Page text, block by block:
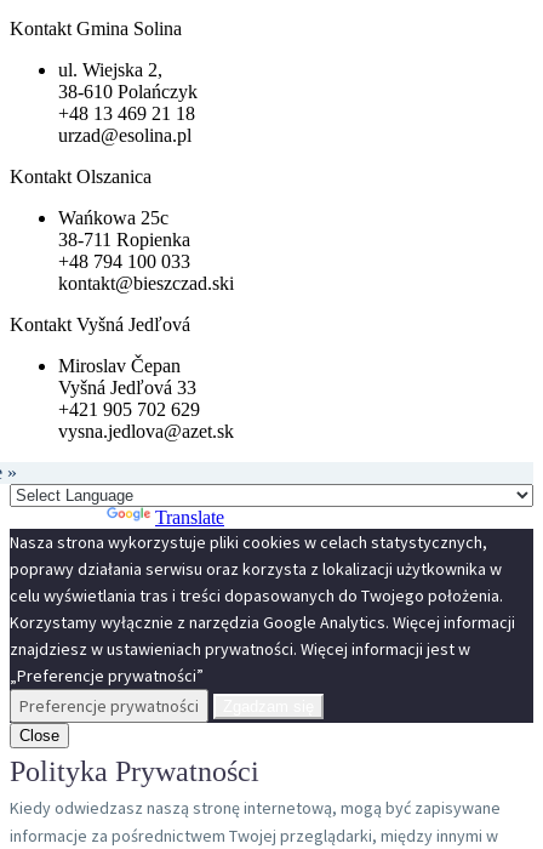
Kontakt Gmina Solina
ul. Wiejska 2,
38-610 Polańczyk
+48 13 469 21 18
urzad@esolina.pl
Kontakt Olszanica
Wańkowa 25c
38-711 Ropienka
+48 794 100 033
kontakt@bieszczad.ski
Kontakt Vyšná Jedľová
Miroslav Čepan
Vyšná Jedľová 33
+421 905 702 629
vysna.jedlova@azet.sk
»
Translate
Nasza strona wykorzystuje pliki cookies w celach statystycznych,
poprawy działania serwisu oraz korzysta z lokalizacji użytkownika w
celu wyświetlania tras i treści dopasowanych do Twojego położenia.
Korzystamy wyłącznie z narzędzia Google Analytics. Więcej informacji
znajdziesz w ustawieniach prywatności. Więcej informacji jest w
„Preferencje prywatności”
Preferencje prywatności
Close
Polityka Prywatności
Kiedy odwiedzasz naszą stronę internetową, mogą być zapisywane
informacje za pośrednictwem Twojej przeglądarki, między innymi w